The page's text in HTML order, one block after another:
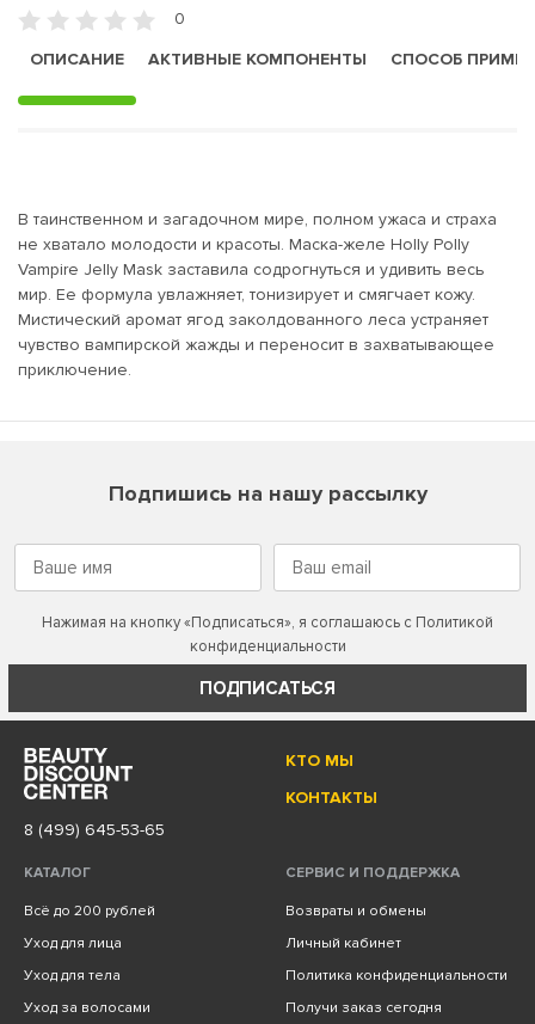
0
ОПИСАНИЕ
АКТИВНЫЕ КОМПОНЕНТЫ СПОСОБ
В таинственном и загадочном мире, полном ужаса и страха
не хватало молодости и красоты. Маска-желе Holly Polly
Vampire Jelly Mask заставила содрогнуться и удивить весь
мир. Ее формула увлажняет, тонизирует и смягчает кожу.
Мистический аромат ягод заколдованного леса устраняет
чувство вампирской жажды и переносит в захватывающее
приключение.
Подпишись на нашу рассылку
Нажимая на кнопку «Подписаться», я соглашаюсь с Политикой
конфиденциальности
ПОДПИСАТЬСЯ
КТО МЫ
КОНТАКТЫ
8 (499) 645-53-65
КАТАЛОГ
Всё до 200 рублей
Уход для лица
Уход для тела
Уход за волосами
СЕРВИС И ПОДДЕРЖКА
Возвраты и обмены
Личный кабинет
Политика конфиденциальности
Получи заказ сегодня